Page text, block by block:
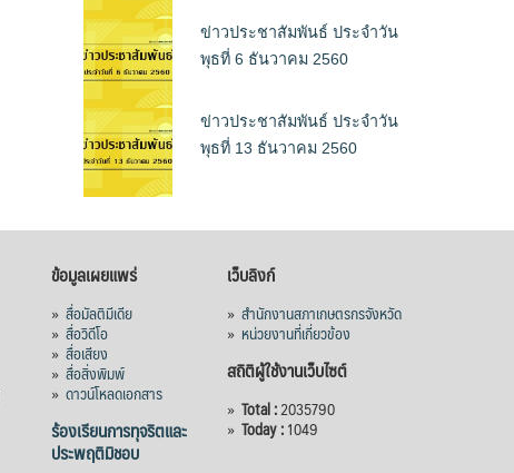
ข่าวประชาสัมพันธ์ ประจำวัน
พุธที่ 6 ธันวาคม 2560
ข่าวประชาสัมพันธ์ ประจำวัน
พุธที่ 13 ธันวาคม 2560
ข้อมูลเผยแพร่
» สื่อมัลติมีเดีย
» สื่อวิดีโอ
» สื่อเสียง
» สื่อสิ่งพิมพ์
» ดาวน์โหลดเอกสาร
ร้องเรียนการทุจริตและ
ประพฤติมิชอบ
เว็บลิงก์
» สำนักงานสภาเกษตรกรจังหวัด
» หน่วยงานที่เกี่ยวข้อง
สถิติผู้ใช้งานเว็บไซต์
» Total :2035790
» Today :1049